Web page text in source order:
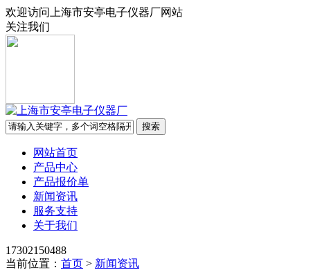
欢迎访问上海市安亭电子仪器厂网站
关注我们
网站首页
产品中心
产品报价单
新闻资讯
服务支持
关于我们
17302150488
当前位置： 首页 > 新闻资讯